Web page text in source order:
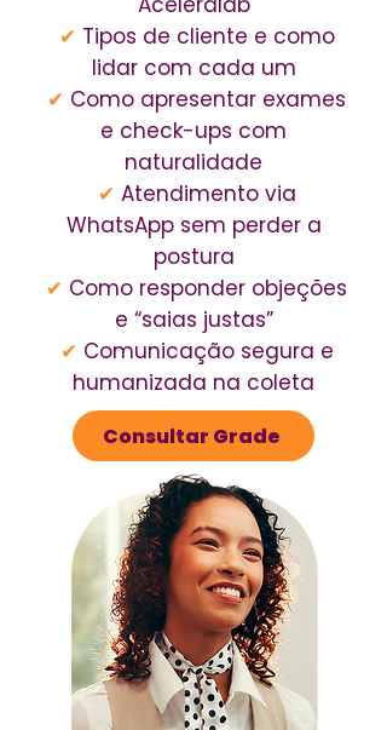
✔ Tipos de cliente e como
lidar com cada um
✔ Como apresentar exames
e check-ups com
naturalidade
✔ Atendimento via
WhatsApp sem perder a
postura
✔ Como responder objeções
e “saias justas”
✔ Comunicação segura e
humanizada na coleta
Consultar Grade